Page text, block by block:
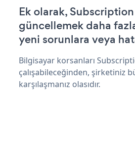
Ek olarak,
güncellemek daha
yeni sorunlara veya
Bilgisayar korsanları
çalışabileceğinden, şirketiniz
karşılaşmanız olasıdır.